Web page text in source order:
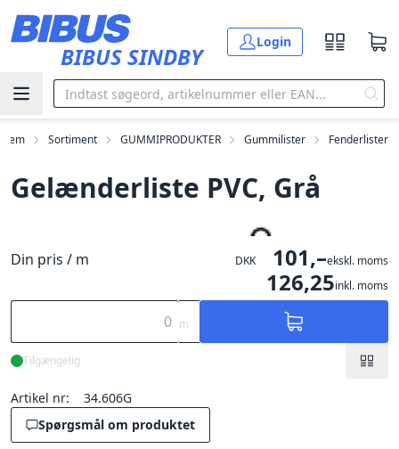
BIBUS SINDBY
Login
Sortiment GUMMIPRODUKTER Gummilister Fenderlister
Gelænderliste PVC, Grå
Din pris / m DKK 101,–ekskl. moms
126,25inkl. moms
m
Tilgængelig
Artikel nr:
34.606G
Spørgsmål om produktet